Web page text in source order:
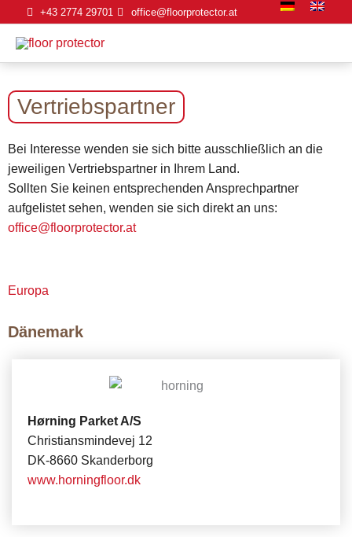
Inhalt
springen
+43 2774 29701 office@floorprotector.at
Vertriebspartner
Bei Interesse wenden sie sich bitte ausschließlich an die
jeweiligen Vertriebspartner in Ihrem Land.
Sollten Sie keinen entsprechenden Ansprechpartner
aufgelistet sehen, wenden sie sich direkt an uns:
office@floorprotector.at
Europa
Dänemark
Hørning Parket A/S
Christiansmindevej 12
DK-8660 Skanderborg
www.horningfloor.dk